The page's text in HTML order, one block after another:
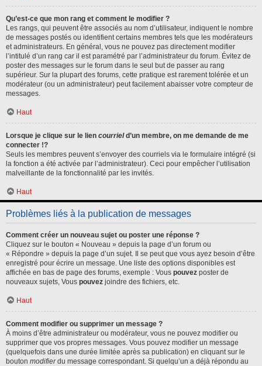
Qu’est-ce que mon rang et comment le modifier ?
Les rangs, qui peuvent être associés au nom d’utilisateur, indiquent le nombre
de messages postés ou identifient certains membres tels que les modérateurs
et administrateurs. En général, vous ne pouvez pas directement modifier
l’intitulé d’un rang car il est paramétré par l’administrateur du forum. Évitez de
poster des messages sur le forum dans le seul but de passer au rang
supérieur. Sur la plupart des forums, cette pratique est rarement tolérée et un
modérateur (ou un administrateur) peut facilement abaisser votre compteur de
messages.
Haut
Lorsque je clique sur le lien courrield’un membre, on me demande de me
connecter !?
Seuls les membres peuvent s’envoyer des courriels via le formulaire intégré (si
la fonction a été activée par l’administrateur). Ceci pour empêcher l’utilisation
malveillante de la fonctionnalité par les invités.
Haut
Problèmes liés à la publication de messages
Comment créer un nouveau sujet ou poster une réponse ?
Cliquez sur le bouton « Nouveau » depuis la page d’un forum ou
« Répondre » depuis la page d’un sujet. Il se peut que vous ayez besoin d’être
enregistré pour écrire un message. Une liste des options disponibles est
affichée en bas de page des forums, exemple : Vous pouvez poster de
nouveaux sujets, Vous pouvez joindre des fichiers, etc.
Haut
Comment modifier ou supprimer un message ?
À moins d’être administrateur ou modérateur, vous ne pouvez modifier ou
supprimer que vos propres messages. Vous pouvez modifier un message
(quelquefois dans une durée limitée après sa publication) en cliquant sur le
bouton modifierdu message correspondant. Si quelqu’un a déjà répondu au